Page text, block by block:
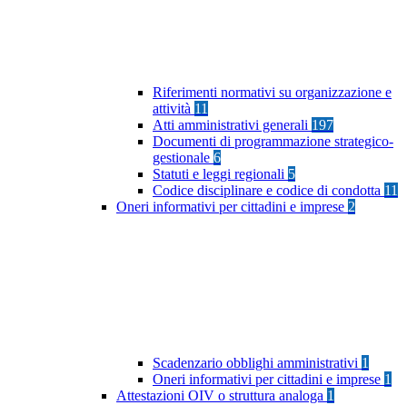
Riferimenti normativi su organizzazione e
attività 11
Atti amministrativi generali 197
Documenti di programmazione strategico-
gestionale 6
Statuti e leggi regionali 5
Codice disciplinare e codice di condotta 11
Oneri informativi per cittadini e imprese 2
Scadenzario obblighi amministrativi 1
Oneri informativi per cittadini e imprese 1
Attestazioni OIV o struttura analoga 1